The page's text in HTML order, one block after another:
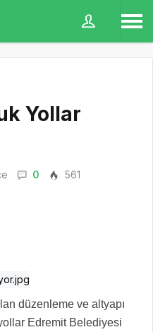
Yollar
0
561
düzenleme ve altyapı
Edremit Belediyesi